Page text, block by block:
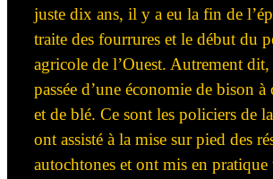
juste dix ans, il y a eu la fin de
traite des fourrures et le début du
agricole de l’Ouest. Autrement
passée d’une économie de bison
et de blé. Ce sont les policiers de
ont assisté à la mise surpied des
autochtones et ont mis en pratique